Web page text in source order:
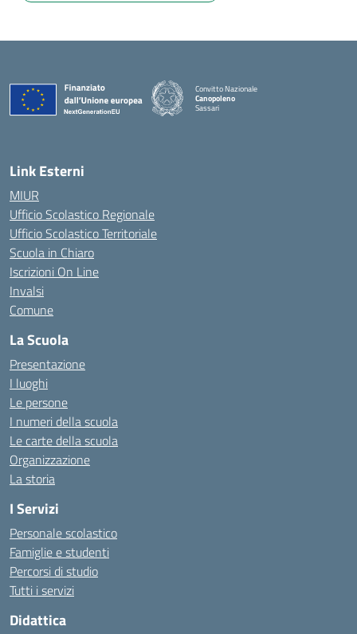
Convitto Nazionale
Canopoleno
Sassari
Link Esterni
MIUR
Ufficio Scolastico Regionale
Ufficio Scolastico Territoriale
Scuola in Chiaro
Iscrizioni On Line
Invalsi
Comune
La Scuola
Presentazione
I luoghi
Le persone
I numeri della scuola
Le carte della scuola
Organizzazione
La storia
I Servizi
Personale scolastico
Famiglie e studenti
Percorsi di studio
Tutti i servizi
Didattica